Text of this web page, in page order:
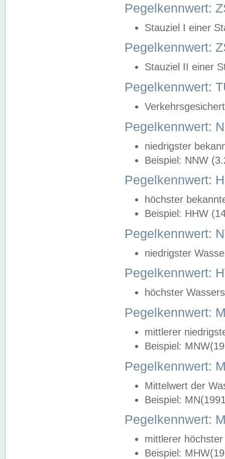
Pegelkennwert:
Stauziel I einer
Pegelkennwert:
Stauziel II einer
Pegelkennwert:
Pegelkennwert:
niedrigster
Beispiel: NNW
Pegelkennwert:
höchster
Beispiel: HHW
Pegelkennwert:
niedrigster
Pegelkennwert:
höchster
Pegelkennwert:
mittlerer
Beispiel:
Pegelkennwert:
Mittelwert der
Beispiel:
Pegelkennwert:
mittlerer
Beispiel: